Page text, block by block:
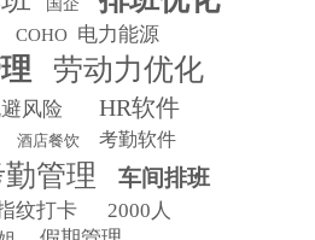
国企
COHO 电力能源
劳动力优化
风险 HR软件
酒店餐饮 考勤软件
管理 车间排班
纹打卡 2000人